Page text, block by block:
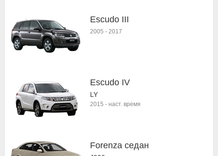
Escudo III
2005 - 2017
Escudo IV
LY
2015 - наст. время
Forenza седан